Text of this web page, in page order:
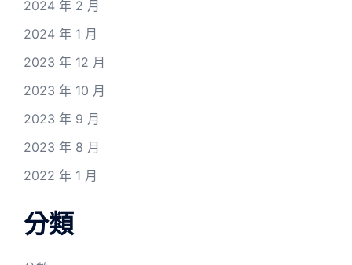
2024 年 2 月
2024 年 1 月
2023 年 12 月
2023 年 10 月
2023 年 9 月
2023 年 8 月
2022 年 1 月
分類